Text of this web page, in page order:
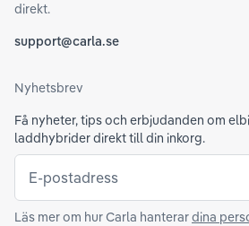
direkt.
support@carla.se
Nyhetsbrev
Få nyheter, tips och erbjudanden om
laddhybrider direkt till din inkorg.
E-postadress
Läs mer om hur Carla hanterardina